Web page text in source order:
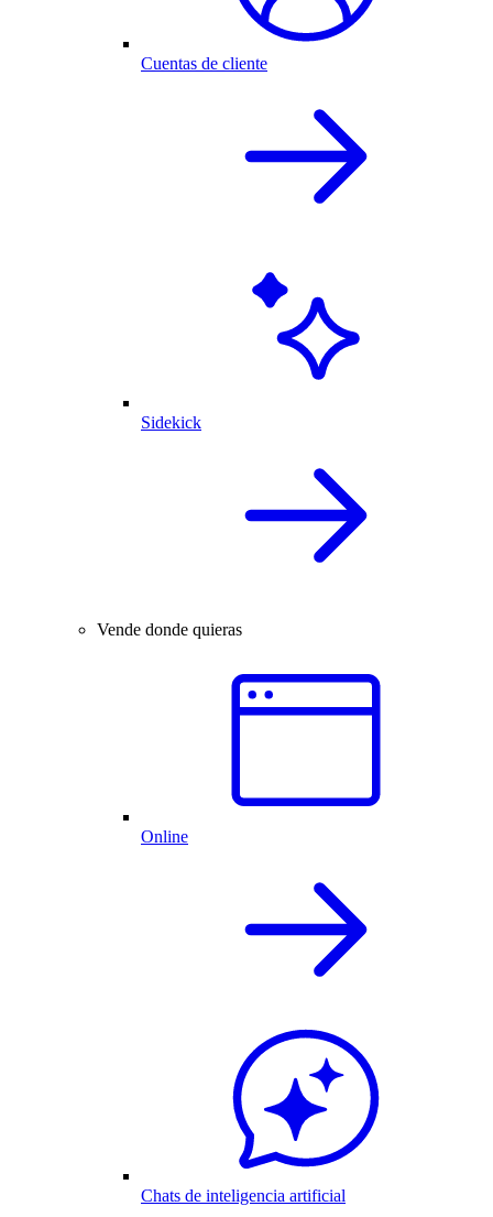
Cuentas de cliente
Sidekick
Vende donde quieras
Online
Chats de inteligencia artificial